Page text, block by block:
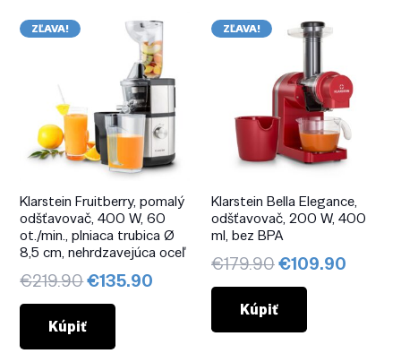
ZĽAVA!
Klarstein Fruitberry, pomalý
odšťavovač, 400 W, 60
ot./min., plniaca trubica Ø
8,5 cm, nehrdzavejúca oceľ
€219.90Pôvodná
cena
bola:
€219.90.
€135.90
Kúpiť
ZĽAVA!
Klarstein Bella Elegance,
odšťavovač, 200 W, 400
ml, bez BPA
€179.90Pôvodná
cena
bola:
€179.90.
€109.90
Kúpiť